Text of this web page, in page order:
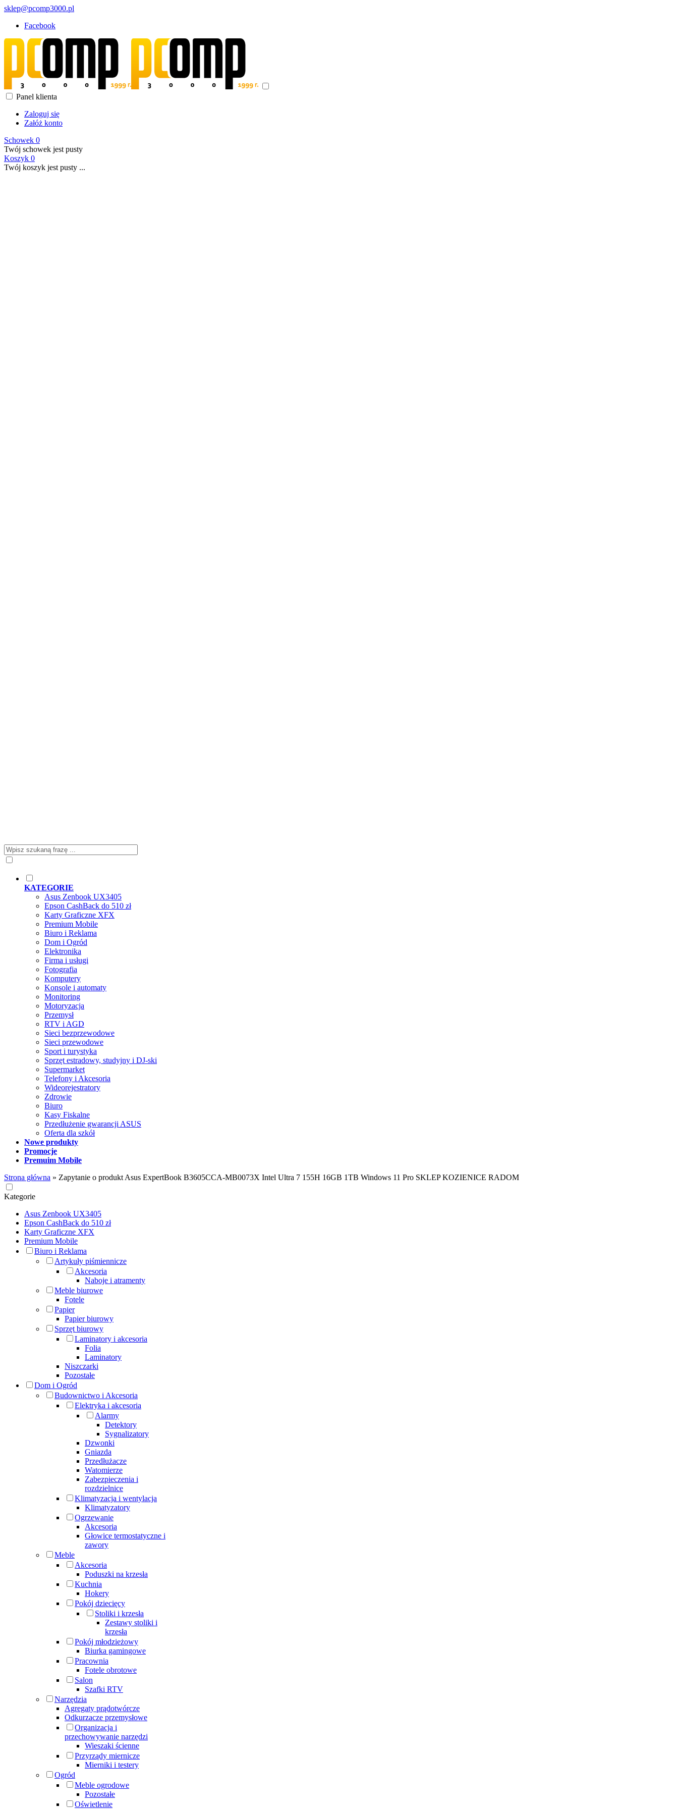
sklep@pcomp3000.pl
Facebook
Panel klienta
Zaloguj się
Załóż konto
Schowek 0
Twój schowek jest pusty
Koszyk 0
Twój koszyk jest pusty ...
KATEGORIE
Asus Zenbook UX3405
Epson CashBack do 510 zł
Karty Graficzne XFX
Premium Mobile
Biuro i Reklama
Dom i Ogród
Elektronika
Firma i usługi
Fotografia
Komputery
Konsole i automaty
Monitoring
Motoryzacja
Przemysł
RTV i AGD
Sieci bezprzewodowe
Sieci przewodowe
Sport i turystyka
Sprzęt estradowy, studyjny i DJ-ski
Supermarket
Telefony i Akcesoria
Wideorejestratory
Zdrowie
Biuro
Kasy Fiskalne
Przedłużenie gwarancji ASUS
Oferta dla szkół
Nowe produkty
Promocje
Premuim Mobile
Strona główna » Zapytanie o produkt Asus ExpertBook B3605CCA-MB0073X Intel Ultra 7 155H 16GB 1TB Windows 11 Pro SKLEP KOZIENICE RADOM
Kategorie
Asus Zenbook UX3405
Epson CashBack do 510 zł
Karty Graficzne XFX
Premium Mobile
Biuro i Reklama
Artykuły piśmiennicze
Akcesoria
Naboje i atramenty
Meble biurowe
Fotele
Papier
Papier biurowy
Sprzęt biurowy
Laminatory i akcesoria
Folia
Laminatory
Niszczarki
Pozostałe
Dom i Ogród
Budownictwo i Akcesoria
Elektryka i akcesoria
Alarmy
Detektory
Sygnalizatory
Dzwonki
Gniazda
Przedłużacze
Watomierze
Zabezpieczenia i
rozdzielnice
Klimatyzacja i wentylacja
Klimatyzatory
Ogrzewanie
Akcesoria
Głowice termostatyczne i
zawory
Meble
Akcesoria
Poduszki na krzesła
Kuchnia
Hokery
Pokój dziecięcy
Stoliki i krzesła
Zestawy stoliki i
krzesła
Pokój młodzieżowy
Biurka gamingowe
Pracownia
Fotele obrotowe
Salon
Szafki RTV
Narzędzia
Agregaty prądotwórcze
Odkurzacze przemysłowe
Organizacja i
przechowywanie narzędzi
Wieszaki ścienne
Przyrządy miernicze
Mierniki i testery
Ogród
Meble ogrodowe
Pozostałe
Oświetlenie